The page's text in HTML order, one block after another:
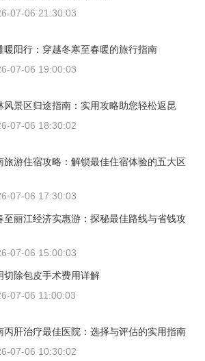
07-06 21:30:03
暖阳行：穿越冬寒至春暖的旅行指南
07-06 19:00:03
风景区归途指南：实用攻略助您轻松返昆
07-06 18:30:02
旅游住宿攻略：解锁最佳住宿体验的五大区
07-06 17:30:03
至丽江经济实惠游：探秘最佳路线与省钱攻
07-06 15:00:03
切除包皮手术费用详解
07-06 11:00:03
丙肝治疗最佳医院：选择与评估的实用指南
07-06 10:30:02